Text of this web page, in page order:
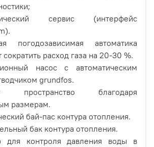
сервис (интерфейс
погодозависимая автоматика
сократить расход газа на 20-30 %.
насос с автоматическим
grundfos.
пространство благодаря
размерам.
бай-пас контура отопления.
бак контура отопления.
для контроля давления воды в